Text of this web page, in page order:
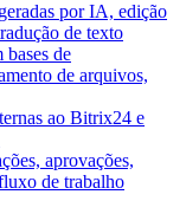
por IA, edição
de texto
bases de
de arquivos,
ao Bitrix24 e
aprovações,
de trabalho